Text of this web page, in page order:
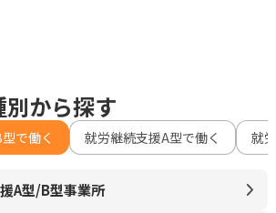
から探す
で働く 就労継続支援A型で働く 就
A型/B型事業所